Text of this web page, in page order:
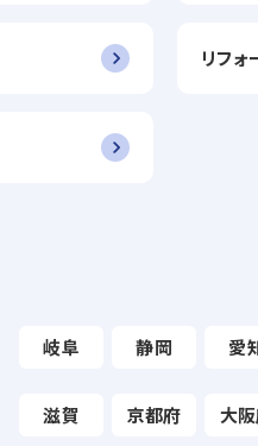
リフ
岐阜 静岡 愛
滋賀 京都府 大